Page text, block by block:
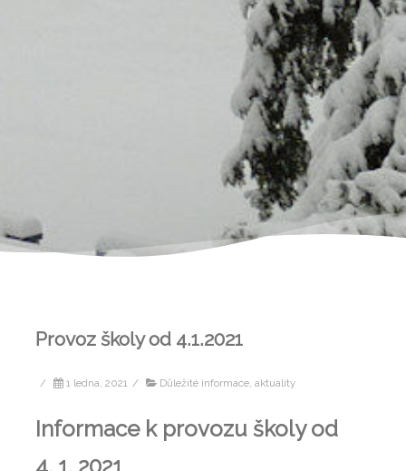
Provoz školy od 4.1.2021
/ 1 ledna, 2021 / Důležité informace, aktuality
Informace k provozu školy od